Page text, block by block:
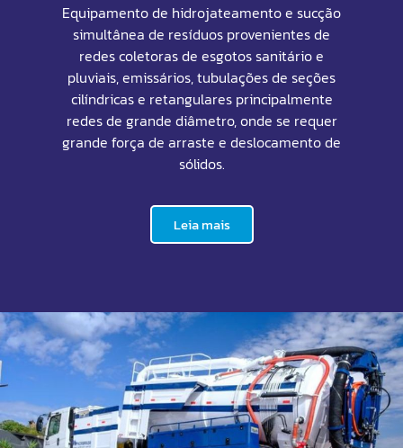
Equipamento de hidrojateamento e sucção
simultânea de resíduos provenientes de
redes coletoras de esgotos sanitário e
pluviais, emissários, tubulações de seções
cilíndricas e retangulares principalmente
redes de grande diâmetro, onde se requer
grande força de arraste e deslocamento de
sólidos.
Leia mais